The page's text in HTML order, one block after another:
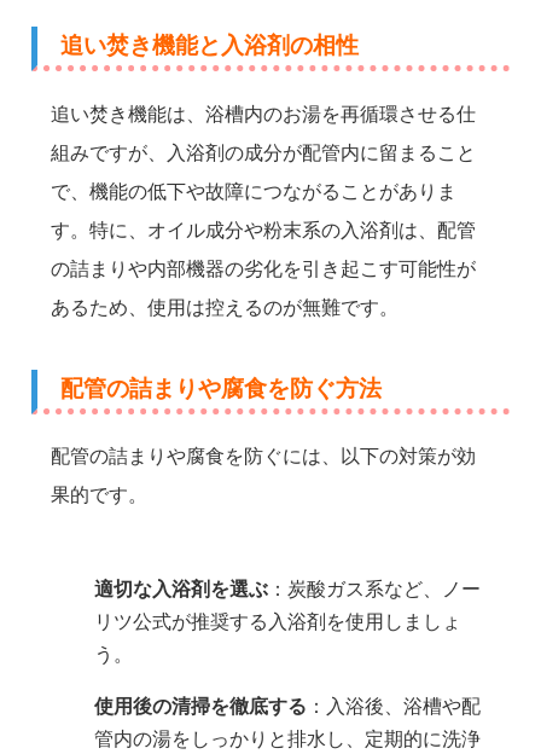
追い焚き機能と入浴剤の相性
追い焚き機能は、浴槽内のお湯を再循環させる仕
組みですが、入浴剤の成分が配管内に留まること
で、機能の低下や故障につながることがありま
す。特に、オイル成分や粉末系の入浴剤は、配管
の詰まりや内部機器の劣化を引き起こす可能性が
あるため、使用は控えるのが無難です。
配管の詰まりや腐食を防ぐ方法
配管の詰まりや腐食を防ぐには、以下の対策が効
果的です。
適切な入浴剤を選ぶ ：炭酸ガス系など、ノー
リツ公式が推奨する入浴剤を使用しましょ
う。
使用後の清掃を徹底する ：入浴後、浴槽や配
管内の湯をしっかりと排水し、定期的に洗浄